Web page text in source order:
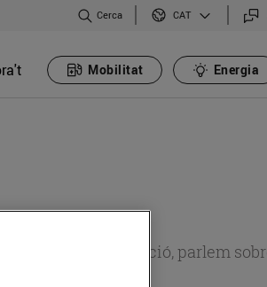
Cerca CAT
Mobilitat Energia
sobre alimentació, parlem